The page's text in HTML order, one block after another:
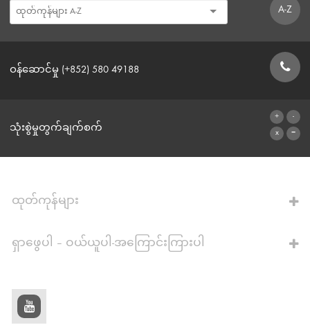
A-Z
ဝန်ဆောင်မှု (+852) 580 49188
သုံးစွဲမှုတွက်ချက်စက်
ထုတ်ကုန်များ
ရှာဖွေပါ – ဝယ်ယူပါ-အကြောင်းကြားပါ